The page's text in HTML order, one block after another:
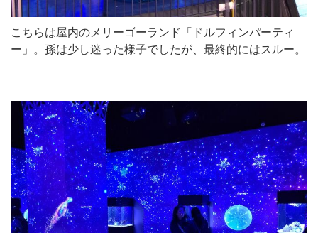
こちらは屋内のメリーゴーランド「ドルフィンパーティ
ー」。孫は少し迷った様子でしたが、最終的にはスルー。